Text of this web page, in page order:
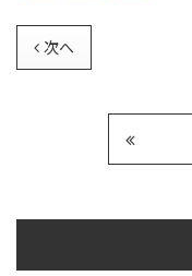
c
e
k
次へ